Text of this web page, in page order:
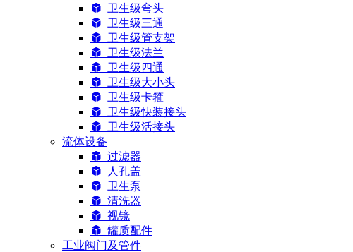
卫生级弯头
卫生级三通
卫生级管支架
卫生级法兰
卫生级四通
卫生级大小头
卫生级卡箍
卫生级快装接头
卫生级活接头
流体设备
过滤器
人孔盖
卫生泵
清洗器
视镜
罐质配件
工业阀门及管件